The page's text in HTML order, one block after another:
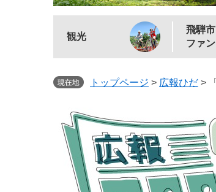
観光
飛騨市
ファ
トップページ > 広報ひだ >